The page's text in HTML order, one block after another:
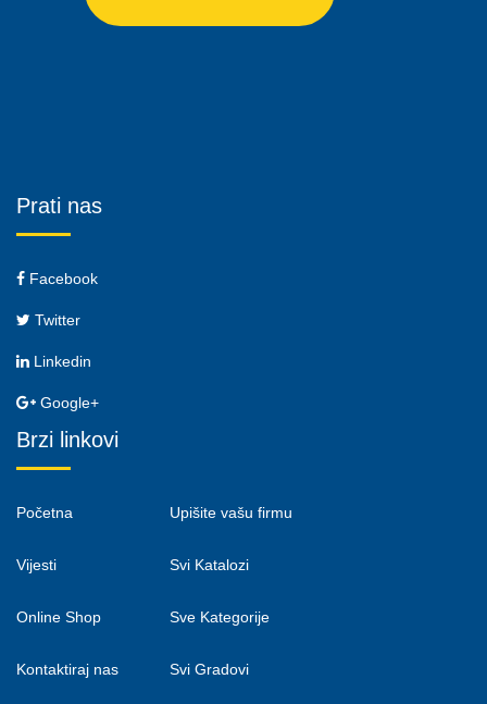
Prati nas
Facebook
Twitter
Linkedin
Google+
Brzi linkovi
Početna
Vijesti
Online Shop
Kontaktiraj nas
Upišite vašu firmu
Svi Katalozi
Sve Kategorije
Svi Gradovi